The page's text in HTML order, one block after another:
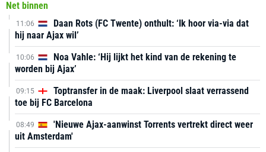
Net binnen
11:06
Daan Rots (FC Twente) onthult: ‘Ik hoor via-via dat
hij naar Ajax wil’
10:06
Noa Vahle: ‘Hij lijkt het kind van de rekening te
worden bij Ajax’
09:15
Toptransfer in de maak: Liverpool slaat verrassend
toe bij FC Barcelona
08:49
'Nieuwe Ajax-aanwinst Torrents vertrekt direct weer
uit Amsterdam'